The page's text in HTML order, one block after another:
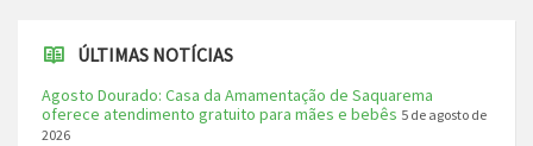
ÚLTIMAS NOTÍCIAS
Agosto Dourado: Casa da Amamentação de Saquarema
oferece atendimento gratuito para mães e bebês 5 de agosto de
2026